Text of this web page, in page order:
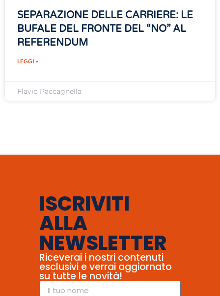
SEPARAZIONE DELLE CARRIERE: LE
BUFALE DEL FRONTE DEL “NO” AL
REFERENDUM
LEGGI »
Flavio Paccagnella
ISCRIVITI
ALLA
NEWSLETTER
Riceverai i nostri contenuti
esclusivi e verrai aggiornato
su tutte le novità!